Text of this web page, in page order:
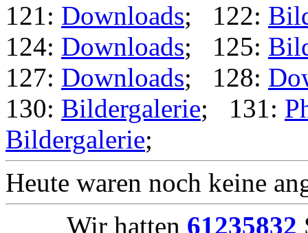
121: Downloads; 122:
124: Downloads; 125:
127: Downloads; 128:
130: Bildergalerie; 131:
Bildergalerie;
Heute waren noch keine
Wir hatten 61235832